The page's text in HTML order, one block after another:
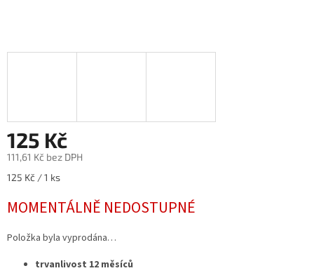
125 Kč
111,61 Kč bez DPH
Měrná
125 Kč / 1 ks
MOMENTÁLNĚ NEDOSTUPNÉ
Položka byla vyprodána…
trvanlivost 12 měsíců